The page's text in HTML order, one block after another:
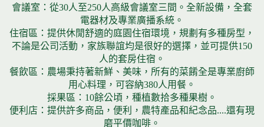
會議室：從30人至250人高級會議室三間。全新設備，全套
電器材及專業廣播系統。
住宿區：提供休閒舒適的庭園住宿環境，規劃有多種房型，
不論是公司活動，家族聯誼均是很好的選擇，並可提供150
人的套房住宿。
餐飲區：農場秉持著新鮮、美味，所有的菜餚全是專業廚師
用心料理，可容納380人用餐。
採果區：10餘公頃，種植數拾多種果樹。
便利店：提供許多商品，便利，農特產品和紀念品....還有現
磨平價咖啡。